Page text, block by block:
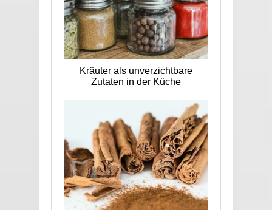
Kräuter als unverzichtbare
Zutaten in der Küche